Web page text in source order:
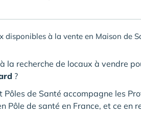
disponibles à la vente en Maison de
la recherche de locaux à vendre
?
Pôles de Santé accompagne les
Pôle de santé en France, et ce en